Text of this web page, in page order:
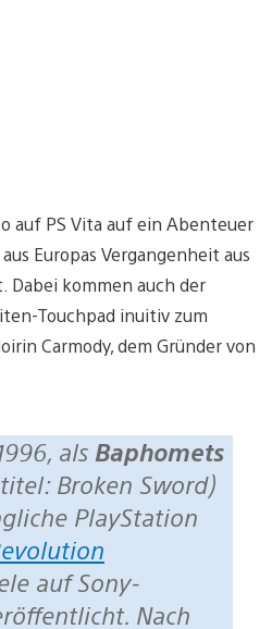
auf PS Vita auf ein Abenteuer
Europas Vergangenheit aus
kommen auch der
Touchpad inuitiv zum
Carmody, dem Gründer von
als Baphomets
Broken Sword)
PlayStation
auf Sony-
Nach